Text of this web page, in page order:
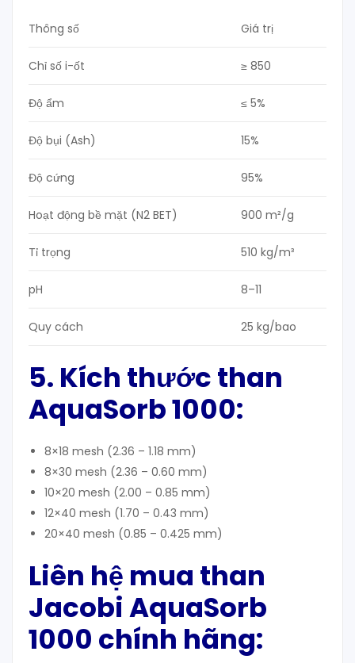
Thông số Giá trị
Chỉ số i-ốt ≥ 850
Độ ẩm ≤ 5%
Độ bụi (Ash) 15%
Độ cứng 95%
Hoạt động bề mặt (N2 BET) 900 m²/g
Tỉ trọng 510 kg/m³
pH 8–11
Quy cách 25 kg/bao
5. Kích thước than
AquaSorb 1000:
8×18 mesh (2.36 – 1.18 mm)
8×30 mesh (2.36 – 0.60 mm)
10×20 mesh (2.00 – 0.85 mm)
12×40 mesh (1.70 – 0.43 mm)
20×40 mesh (0.85 – 0.425 mm)
Liên hệ mua than
Jacobi AquaSorb
1000 chính hãng: